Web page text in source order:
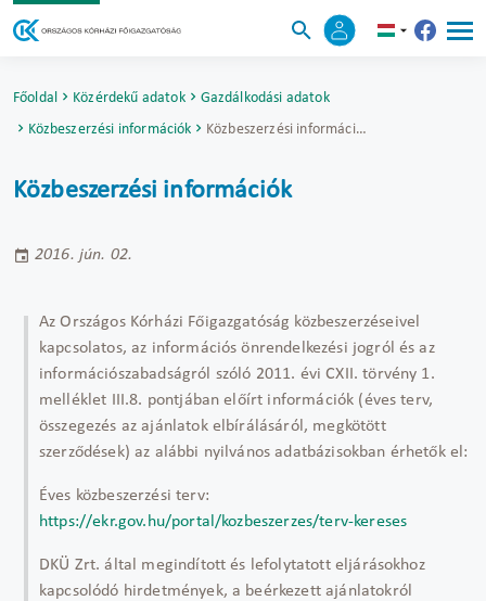
Főoldal Közérdekű adatok
Gazdálkodási adatok
Közbeszerzési információk
Közbeszerzési információk
Közbeszerzési információk
2016. jún. 02.
Az Országos Kórházi Főigazgatóság közbeszerzéseivel
kapcsolatos, az információs önrendelkezési jogról és az
információszabadságról szóló 2011. évi CXII. törvény 1.
melléklet III.8. pontjában előírt információk (éves terv,
összegezés az ajánlatok elbírálásáról, megkötött
szerződések) az alábbi nyilvános adatbázisokban érhetők el:
Éves közbeszerzési terv:
https://ekr.gov.hu/portal/kozbeszerzes/terv-kereses
DKÜ Zrt. által megindított és lefolytatott eljárásokhoz
kapcsolódó hirdetmények, a beérkezett ajánlatokról